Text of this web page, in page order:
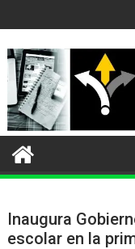
al
contenido
Inaugura
escolar en la